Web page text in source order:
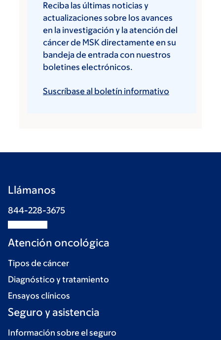
Reciba las últimas noticias y
actualizaciones sobre los avances
en la investigación y la atención del
cáncer de MSK directamente en su
bandeja de entrada con nuestros
boletines electrónicos.
Suscríbase al boletín informativo
Llámanos
844-228-3675
Atención oncológica
Tipos de cáncer
Diagnóstico y tratamiento
Ensayos clínicos
Seguro y asistencia
Información sobre el seguro